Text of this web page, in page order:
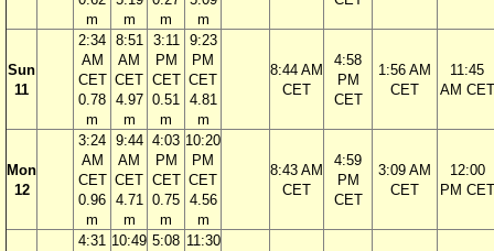
m
m
m
m
Sun
11
2:34
AM
CET
0.78
m
8:51
AM
CET
4.97
m
3:11
PM
CET
0.51
m
9:23
PM
CET
4.81
m
8:44 AM
CET
4:58
PM
CET
1:56 AM
CET
11:45
AM CET
Mon
12
3:24
AM
CET
0.96
m
9:44
AM
CET
4.71
m
4:03
PM
CET
0.75
m
10:20
PM
CET
4.56
m
8:43 AM
CET
4:59
PM
CET
3:09 AM
CET
12:00
PM CET
4:31 10:49 5:08 11:30